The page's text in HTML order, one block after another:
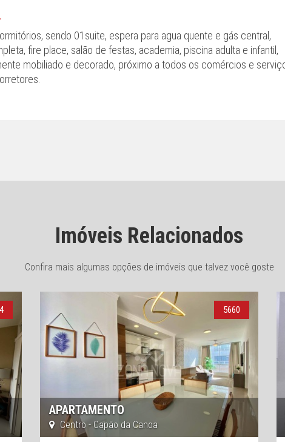
sendo 01suite, espera para agua quente e gás central,
fire place, salão de festas, academia, piscina adulta e infantil,
mobiliado e decorado, próximo a todos os comércios e
Imóveis Relacionados
Confira mais algumas opções de imóveis que talvez você goste
5660
APARTAMENTO
Centro - Capão da Canoa